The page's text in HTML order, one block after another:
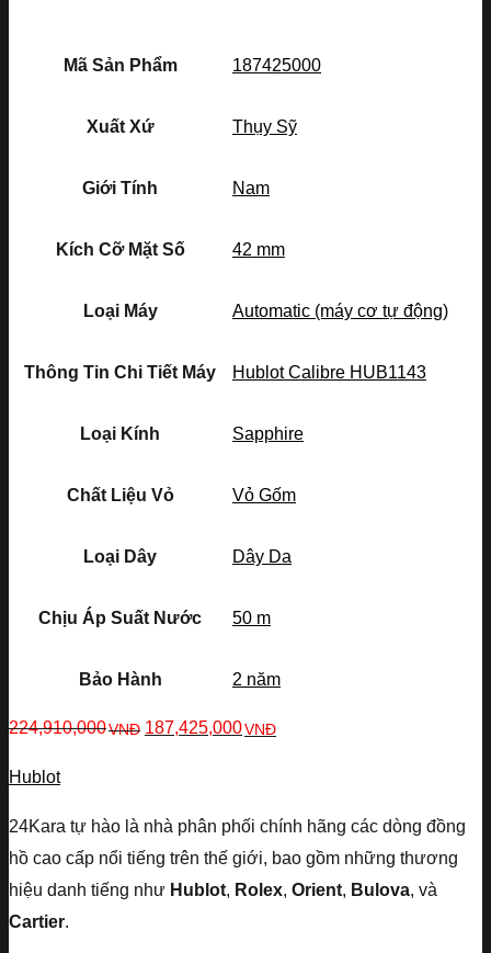
Mã Sản Phẩm 187425000
Xuất Xứ Thụy Sỹ
Giới Tính Nam
Kích Cỡ Mặt Số 42 mm
Loại Máy Automatic (máy cơ tự động)
Thông Tin Chi Tiết Máy Hublot Calibre HUB1143
Loại Kính Sapphire
Chất Liệu Vỏ Vỏ Gốm
Loại Dây Dây Da
Chịu Áp Suất Nước 50 m
Bảo Hành 2 năm
224,910,000VNĐ 187,425,000VNĐ
Hublot
24Kara tự hào là nhà phân phối chính hãng các dòng đồng
hồ cao cấp nổi tiếng trên thế giới, bao gồm những thương
hiệu danh tiếng như Hublot, Rolex, Orient, Bulova, và
Cartier.